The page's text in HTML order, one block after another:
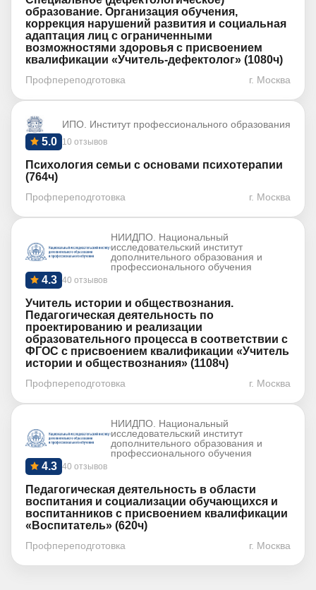
образование. Организация обучения,
коррекция нарушений развития и социальная
адаптация лиц с ограниченными
возможностями здоровья с присвоением
квалификации «Учитель-дефектолог» (1080ч)
Профпереподготовка г. Москва
ИПО. Институт профессионального образования
10 отзывов
5.0
Психология семьи с основами психотерапии
(764ч)
Профпереподготовка г. Москва
НИИДПО. Национальный
исследовательский институт
дополнительного образования и
профессионального обучения
40 отзывов
4.3
Учитель истории и обществознания.
Педагогическая деятельность по
проектированию и реализации
образовательного процесса в соответствии с
ФГОС с присвоением квалификации «Учитель
истории и обществознания» (1108ч)
Профпереподготовка г. Москва
НИИДПО. Национальный
исследовательский институт
дополнительного образования и
профессионального обучения
40 отзывов
4.3
Педагогическая деятельность в области
воспитания и социализации обучающихся и
воспитанников с присвоением квалификации
«Воспитатель» (620ч)
Профпереподготовка г. Москва